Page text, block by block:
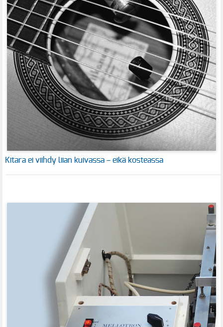
Kitara ei viihdy liian kuivassa – eikä kosteassa